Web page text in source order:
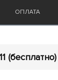
ОПЛАТА
(бесплатно)